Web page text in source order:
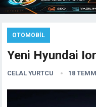
OTOMOBIL
Yeni Hyundai
CELAL YURTCU 18